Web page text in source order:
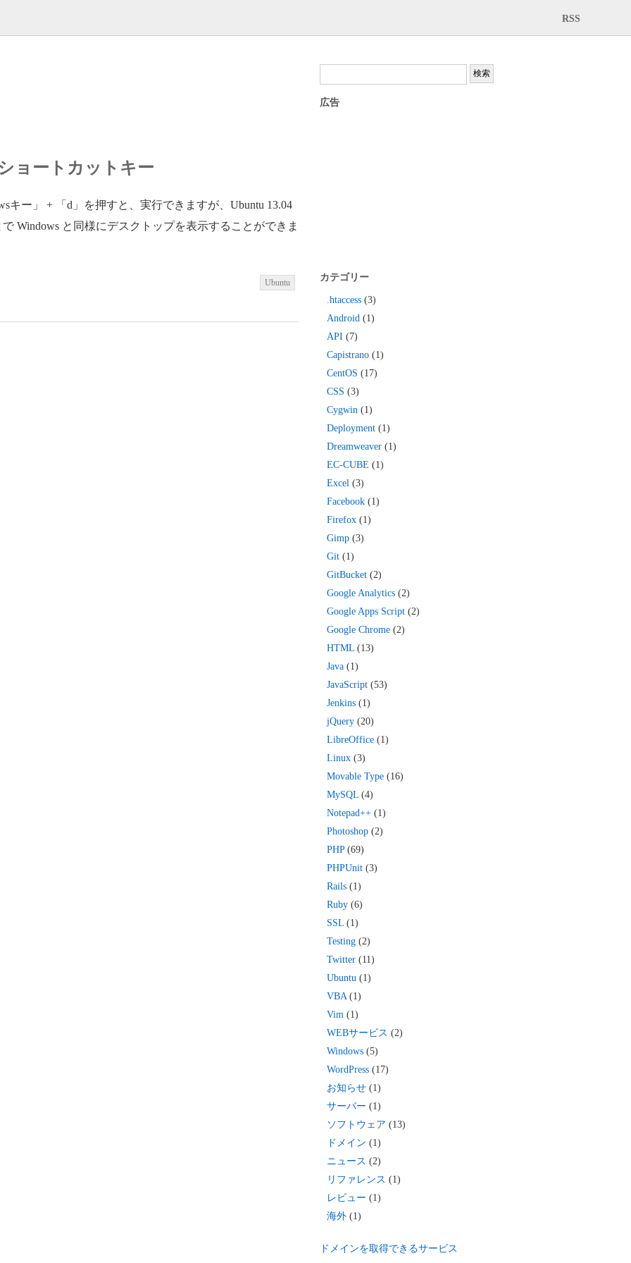
RSS
ョートカットキー
キー」 + 「d」を押すと、実行できますが、Ubuntu 13.04
Windows と同様にデスクトップを表示することができま
Ubuntu
広告
カテゴリー
.htaccess (3)
Android (1)
API (7)
Capistrano (1)
CentOS (17)
CSS (3)
Cygwin (1)
Deployment (1)
Dreamweaver (1)
EC-CUBE (1)
Excel (3)
Facebook (1)
Firefox (1)
Gimp (3)
Git (1)
GitBucket (2)
Google Analytics (2)
Google Apps Script (2)
Google Chrome (2)
HTML (13)
Java (1)
JavaScript (53)
Jenkins (1)
jQuery (20)
LibreOffice (1)
Linux (3)
Movable Type (16)
MySQL (4)
Notepad++ (1)
Photoshop (2)
PHP(69)
PHPUnit (3)
Rails (1)
Ruby (6)
SSL (1)
Testing (2)
Twitter (11)
Ubuntu (1)
VBA(1)
Vim (1)
WEBサービス (2)
Windows (5)
WordPress (17)
お知らせ (1)
サーバー (1)
ソフトウェア (13)
ドメイン (1)
ニュース (2)
リファレンス (1)
レビュー (1)
海外 (1)
ドメインを取得できるサービス